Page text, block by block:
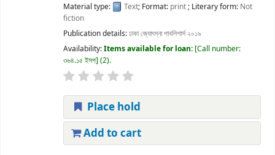
Material type:
Text; Format: print; Literary form: Not
fiction
Publication details:ঢাকাজ্যোৎস্না পাবলিশার্স ২০১৯
Availability:Items available for loan: Call number:
৩৬৪.১৫ ইসপ (2).
Place hold
Add to cart